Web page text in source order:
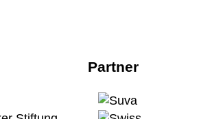
Partner